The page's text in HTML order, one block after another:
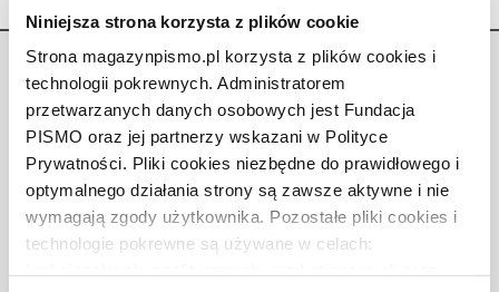
Niniejsza strona korzysta z plików cookie
Strona magazynpismo.pl korzysta z plików cookies i
technologii pokrewnych. Administratorem
przetwarzanych danych osobowych jest Fundacja
PISMO oraz jej partnerzy wskazani w Polityce
Prywatności. Pliki cookies niezbędne do prawidłowego i
optymalnego działania strony są zawsze aktywne i nie
wymagają zgody użytkownika. Pozostałe pliki cookies i
technologie pokrewne są używane w celach:
Copyright © Fundacja Pismo